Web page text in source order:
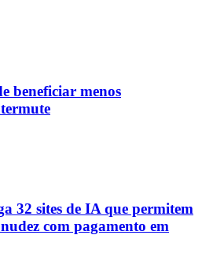
beneficiar menos
32 sites de IA que permitem
com pagamento em